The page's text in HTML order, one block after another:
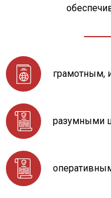
грамотным,
разумными